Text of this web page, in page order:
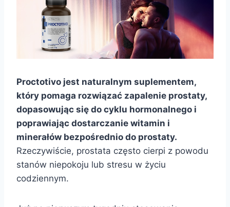
Proctotivo jest naturalnym suplementem,
który pomaga rozwiązać zapalenie prostaty,
dopasowując się do cyklu hormonalnego i
poprawiając dostarczanie witamin i
minerałów bezpośrednio do prostaty.
Rzeczywiście, prostata często cierpi z powodu
stanów niepokoju lub stresu w życiu
codziennym.